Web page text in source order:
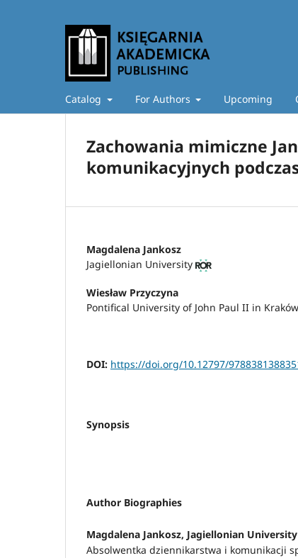
Catalog For Authors Upcoming
Zachowania mimiczne
komunikacyjnych
Magdalena Jankosz
Jagiellonian University
Wiesław Przyczyna
Pontifical University of John Paul II in Kraków
DOI: https://doi.org/10.12797/
Synopsis
Author Biographies
Magdalena Jankosz, Jagiellonian University
Absolwentka dziennikarstwa i komunikacji